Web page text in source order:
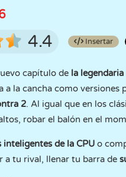
4.4 Insertar
capítulo de la
a la cancha como versiones
2. Al igual que en los
robar el balón en el
inteligentes de la CPU o
a tu rival, llenar tu barra de